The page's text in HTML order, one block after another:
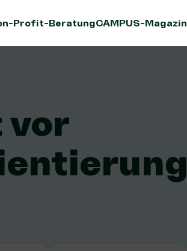
Profit-BeratungCAMPUS-Magazin
vor